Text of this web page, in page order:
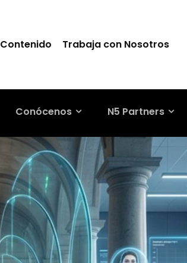
Contenido Trabaja con Nosotros
Conócenos N5 Partners